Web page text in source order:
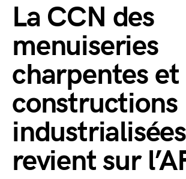
La CCN des
menuiseries
charpentes et
constructions
industrialisées
revient sur